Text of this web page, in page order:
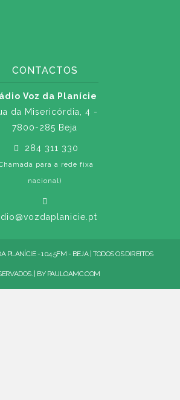
CONTACTOS
Voz da Planície
da Misericórdia, 4 -
7800-285 Beja
284 311 330
para a rede fixa
nacional)
PLANÍCIE - 104.5FM - BEJA | TODOS OS DIREITOS
| BY PAULOAMC.COM